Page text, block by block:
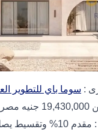
: سوما باي للتطوير
الى 5 سنوات